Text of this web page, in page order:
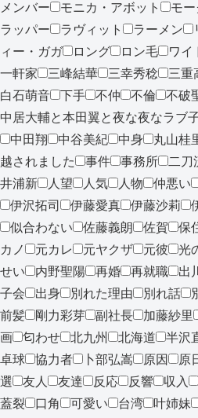
メンバー
モニカ・アボット モ
ラッパー
ラヴィット ラーメン
ィー・ガガ
ロング ロン毛 ワイ
一軒家
三峰結華 三幸秀稔 三重
白石萌音
下手 不仲 不倫 不破
中居大輔と本田翼と夜な夜なラブ
中田翔
中谷美紀 中身 丸山桂
越されました
事件 事務所 二刀
井浦新
人望 人気 人物 仲悪い
伊沢拓司
伊藤愛真 伊藤沙莉
似合わない
佐藤義朗 佐賀 保
カノ
元カレ 元ヤクザ 元彼 光
せい
内野聖陽 再婚 再就職 出
子会
出身 別れた理由 別れ話
前髪
剛力彩芽 副社長 加藤紗里
画
匂わせ 北九州 北海道 半沢
卓球
協力者 卜部弘嵩 原因 原
選
友人 友達 反応 反響 収入
蓋裂
口角 可愛い 台湾 叶姉妹